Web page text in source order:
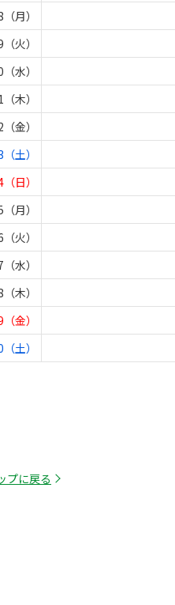
月）
火）
水）
木）
金）
土）
日）
月）
火）
水）
木）
金）
土）
プに戻る